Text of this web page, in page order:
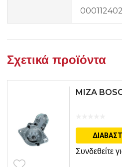
Σχετικά προϊόντα
MIZA
Συνδεθείτε